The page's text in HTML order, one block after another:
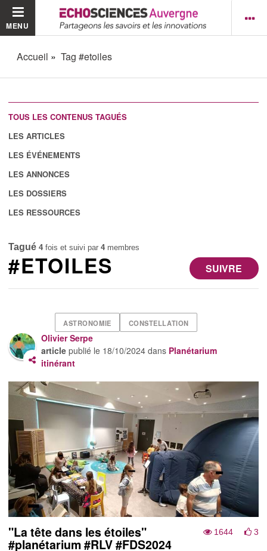
MENU
Accueil Tag #etoiles
TOUS LES CONTENUS TAGUÉS
LES ARTICLES
LES ÉVÉNEMENTS
LES ANNONCES
LES DOSSIERS
LES RESSOURCES
Tagué 4fois et suivi par4membres
SUIVRE
#ETOILES
ASTRONOMIE CONSTELLATION
Olivier Serpe
article publié le 18/10/2024 dans Planétarium
itinérant
1644 3
"La tête dans les étoiles"
#planétarium #RLV #FDS2024